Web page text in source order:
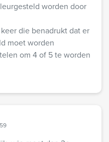
worden door
die benadrukt dat er
moet worden
om 4 of 5 te worden